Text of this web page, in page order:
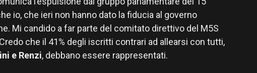
io, che ieri non hanno dato la fiducia al governo
Mi candido a far parte del comitato direttivo del M5S
che il 41% degli iscritti contrari ad allearsi con tutti,
e Renzi, debbano essere rappresentati.